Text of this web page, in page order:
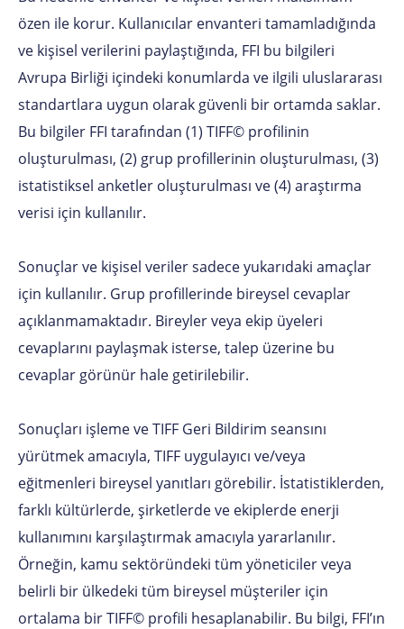
özen ile korur. Kullanıcılar envanteri tamamladığında
ve kişisel verilerini paylaştığında, FFI bu bilgileri
Avrupa Birliği içindeki konumlarda ve ilgili uluslararası
standartlara uygun olarak güvenli bir ortamda saklar.
Bu bilgiler FFI tarafından (1) TIFF© profilinin
oluşturulması, (2) grup profillerinin oluşturulması, (3)
istatistiksel anketler oluşturulması ve (4) araştırma
verisi için kullanılır.
Sonuçlar ve kişisel veriler sadece yukarıdaki amaçlar
için kullanılır. Grup profillerinde bireysel cevaplar
açıklanmamaktadır. Bireyler veya ekip üyeleri
cevaplarını paylaşmak isterse, talep üzerine bu
cevaplar görünür hale getirilebilir.
Sonuçları işleme ve TIFF Geri Bildirim seansını
yürütmek amacıyla, TIFF uygulayıcı ve/veya
eğitmenleri bireysel yanıtları görebilir. İstatistiklerden,
farklı kültürlerde, şirketlerde ve ekiplerde enerji
kullanımını karşılaştırmak amacıyla yararlanılır.
Örneğin, kamu sektöründeki tüm yöneticiler veya
belirli bir ülkedeki tüm bireysel müşteriler için
ortalama bir TIFF© profili hesaplanabilir. Bu bilgi, FFI’ın